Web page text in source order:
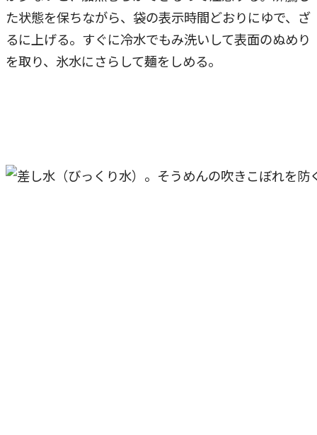
た状態を保ちながら、袋の表示時間どおりにゆで、ざ
るに上げる。すぐに冷水でもみ洗いして表面のぬめり
を取り、氷水にさらして麺をしめる。